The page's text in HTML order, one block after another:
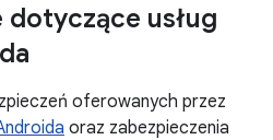
usług
oferowanych przez
oraz zabezpieczenia